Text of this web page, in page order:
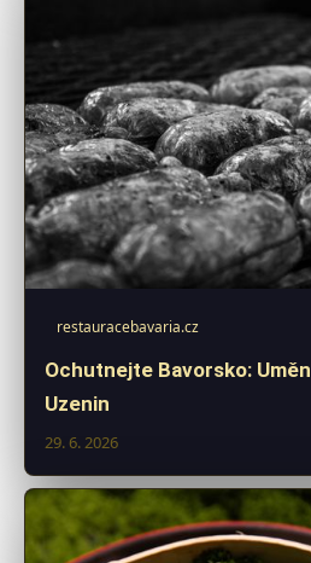
restauracebavaria.cz
Ochutnejte Bavorsko:
Uzenin
29. 6. 2026